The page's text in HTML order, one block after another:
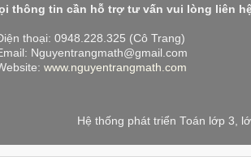
thông tin cần hỗ trợ tư vấn vui lòng liên
thoại: 0948.228.325 (Cô Trang)
Nguyentrangmath@gmail.com
www.nguyentrangmath.com
Hệ thống phát triển Toán lớp 3,